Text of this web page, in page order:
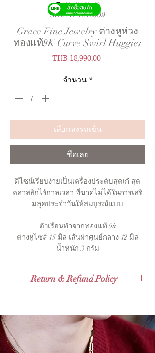
SKU: HG010009
Grace Fine Jewelry ต่างหูห่วง
ทองแท้9K Curve Swirl Huggies
THB 18,990.00ราคา
จำนวน *
เลือกลงรถเข็น
ซื้อเลย
ดีไซน์เรียบง่ายเป็นเครื่องประดับสุดเก๋ สุด
คลาสสิกไร้กาลเวลา ที่ขาดไม่ได้ในการเสริ
มลุคประจำวันให้สมบูรณ์แบบ
ตัวเรือนทำจากทองแท้ 9k
ต่างหูไซส์ 15 มิล เส้นผ่าศูนย์กลาง 12 มิล
น้ำหนัก 3 กรัม
Return & Refund Policy
Full Refund Policy for International
Orders. Given that the product tag
remains with the products